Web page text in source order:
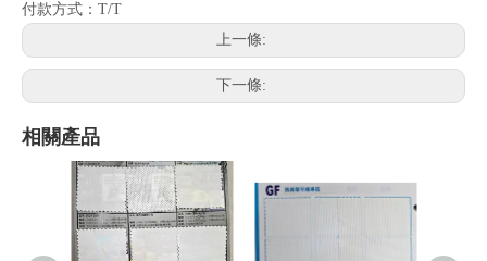
付款方式：T/T
上一條:
下一條:
相關產品